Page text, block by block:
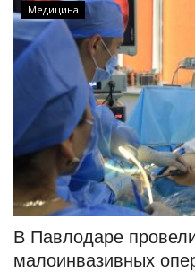
ПАВЛОДАРСКАЯ ОБЛАСТЬ
КАЗАХСТАН
МИР
СПЕЦПРОЕКТЫ
СПОРТ
Чек-лист
Медицина
В Павлодаре
малоинвазивных